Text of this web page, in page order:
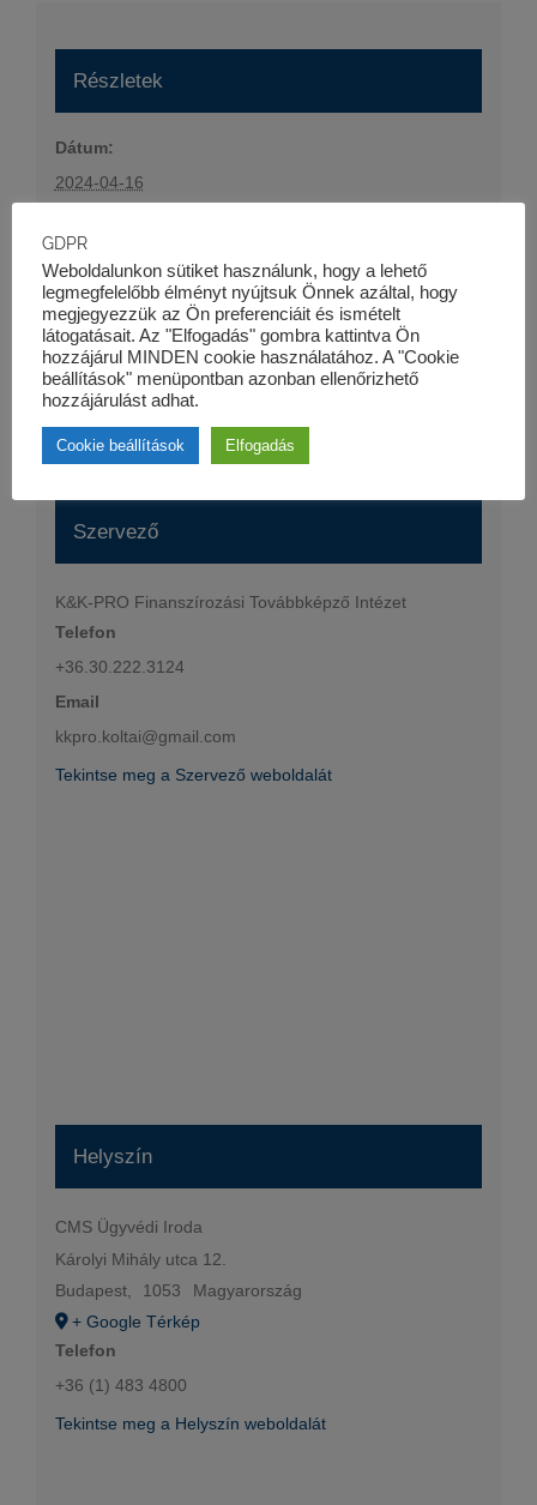
Részletek
Dátum:
2024-04-16
16:30 - 19:00
Esemény kategória:
Szaktanfolyamok
Honlap:
https://kk-pro.hu/oktatas/projektfinanszirozas-i-
tanfolyam/
Szervező
K&K-PRO Finanszírozási Továbbképző Intézet
Telefon
+36.30.222.3124
Email
kkpro.koltai@gmail.com
Tekintse meg a Szervező weboldalát
Helyszín
CMS Ügyvédi Iroda
Károlyi Mihály utca 12.
Budapest, 1053
Magyarország
+ Google Térkép
Telefon
+36 (1) 483 4800
Tekintse meg a Helyszín weboldalát
GDPR
Weboldalunkon sütiket használunk, hogy a lehető
legmegfelelőbb élményt nyújtsuk Önnek azáltal, hogy
megjegyezzük az Ön preferenciáit és ismételt
látogatásait. Az "Elfogadás" gombra kattintva Ön
hozzájárul MINDEN cookie használatához. A "Cookie
beállítások" menüpontban azonban ellenőrizhető
hozzájárulást adhat.
Cookie beállítások Elfogadás